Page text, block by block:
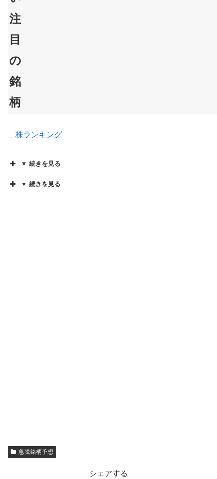
注
目
の
銘
柄
株ランキング
▼ 続きを見る
▼ 続きを見る
急騰銘柄予想
シェアする